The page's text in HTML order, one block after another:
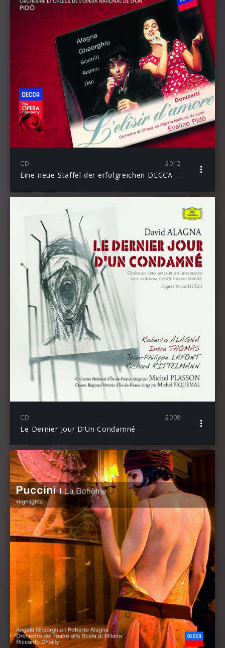
CD 2012
Eine neue Staffel der erfolgreichen DECCA Opera Serie
CD 2008
Le Dernier Jour D’Un Condamné